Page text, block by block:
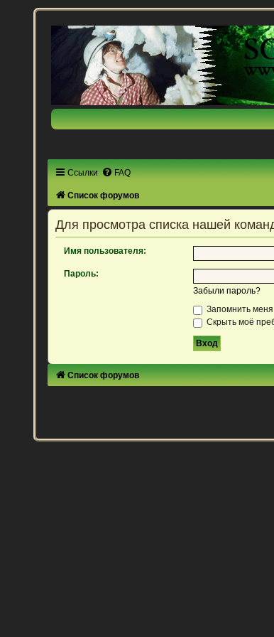
Ссылки FAQ
Список форумов
Для просмотра списка нашей
Имя пользователя:
Пароль:
Забыли пароль?
Запомнить меня
Скрыть моё
Список форумов